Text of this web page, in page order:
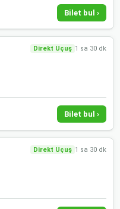
Bilet bul ›
Direkt Uçuş 1 sa 30 dk
Bilet bul ›
Direkt Uçuş 1 sa 30 dk